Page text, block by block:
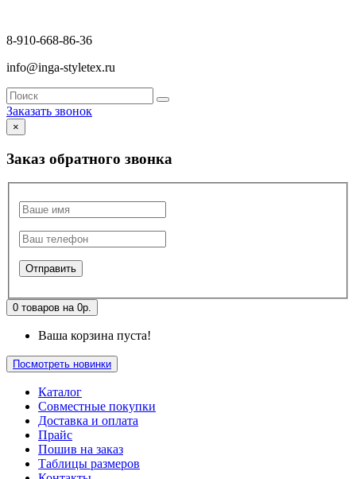
8-910-668-86-36
info@inga-styletex.ru
Заказать звонок
×
Заказ обратного звонка
0 товаров на 0р.
Ваша корзина пуста!
Посмотреть новинки
Каталог
Совместные покупки
Доставка и оплата
Прайс
Пошив на заказ
Таблицы размеров